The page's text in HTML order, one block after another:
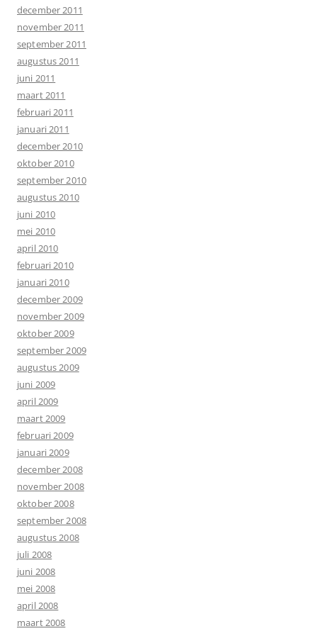
december 2011
november 2011
september 2011
augustus 2011
juni 2011
maart 2011
februari 2011
januari 2011
december 2010
oktober 2010
september 2010
augustus 2010
juni 2010
mei 2010
april 2010
februari 2010
januari 2010
december 2009
november 2009
oktober 2009
september 2009
augustus 2009
juni 2009
april 2009
maart 2009
februari 2009
januari 2009
december 2008
november 2008
oktober 2008
september 2008
augustus 2008
juli 2008
juni 2008
mei 2008
april 2008
maart 2008